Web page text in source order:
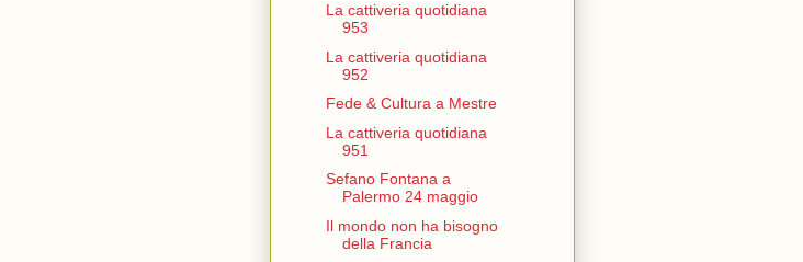
La cattiveria quotidiana
953
La cattiveria quotidiana
952
Fede & Cultura a Mestre
La cattiveria quotidiana
951
Sefano Fontana a
Palermo 24 maggio
Il mondo non ha bisogno
della Francia